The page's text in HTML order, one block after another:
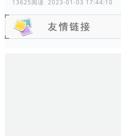
13625阅读 2023-01-03 17:44:10